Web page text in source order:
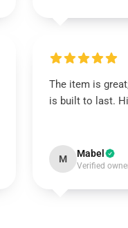
The item is
is built to last.
M Mabel
Verified